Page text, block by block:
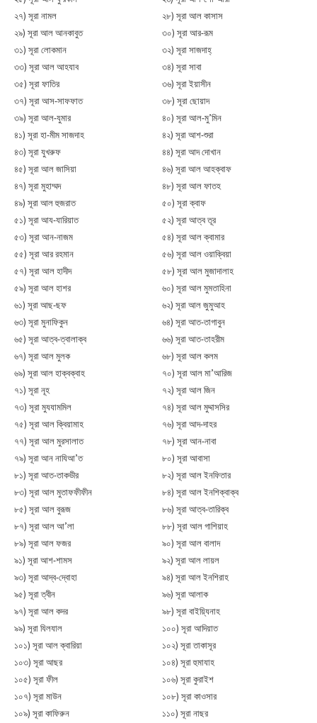
২৭) সূরা নামল
২৮) সূরা আল কাসাস
২৯) সূরা আল আনকাবুত
৩০) সূরা আর-রূম
৩১) সূরা লোকমান
৩২) সূরা সাজদাহ্
৩৩) সূরা আল আহযাব
৩৪) সূরা সাবা
৩৫) সূরা ফাতির
৩৬) সূরা ইয়াসীন
৩৭) সূরা আস-সাফফাত
৩৮) সূরা ছোয়াদ
৩৯) সূরা আল-যুমার
৪০) সূরা আল-মু’মিন
৪১) সূরা হা-মীম সাজদাহ
৪২) সূরা আশ-শুরা
৪৩) সূরা যুখরুফ
৪৪) সূরা আদ দোখান
৪৫) সূরা আল জাসিয়া
৪৬) সূরা আল আহক্বাফ
৪৭) সূরা মুহাম্মদ
৪৮) সূরা আল ফাতহ
৪৯) সূরা আল হুজরাত
৫০) সূরা ক্বাফ
৫১) সূরা আয-যারিয়াত
৫২) সূরা আত্ব তূর
৫৩) সূরা আন-নাজম
৫৪) সূরা আল ক্বামার
৫৫) সূরা আর রহমান
৫৬) সূরা আল ওয়াক্বিয়া
৫৭) সূরা আল হাদীদ
৫৮) সূরা আল মুজাদালাহ
৫৯) সূরা আল হাশর
৬০) সূরা আল মুমতাহিনা
৬১) সূরা আছ-ছফ
৬২) সূরা আল জুমুআহ
৬৩) সূরা মুনাফিকুন
৬৪) সূরা আত-তাগাবুন
৬৫) সূরা আত্ব-ত্বালাক্ব
৬৬) সূরা আত-তাহরীম
৬৭) সূরা আল মুলক
৬৮) সূরা আল কলম
৬৯) সূরা আল হাক্বক্বাহ
৭০) সূরা আল মা’আরিজ
৭১) সূরা নূহ
৭২) সূরা আল জিন
৭৩) সূরা মুযযামমিল
৭৪) সূরা আল মুদ্দাসসির
৭৫) সূরা আল ক্বিয়ামাহ
৭৬) সূরা আদ-দাহর
৭৭) সূরা আল মুরসালাত
৭৮) সূরা আন-নাবা
৭৯) সূরা আন নাযিআ’ত
৮০) সূরা আবাসা
৮১) সূরা আত-তাকভীর
৮২) সূরা আল ইনফিতার
৮৩) সূরা আল মুতাফফীফীন
৮৪) সূরা আল ইনশিক্বাক্ব
৮৫) সূরা আল বুরূজ
৮৬) সূরা আত্ব-তারিক্ব
৮৭) সূরা আল আ’লা
৮৮) সূরা আল গাশিয়াহ
৮৯) সূরা আল ফজর
৯০) সূরা আল বালাদ
৯১) সূরা আশ-শামস
৯২) সূরা আল লায়ল
৯৩) সূরা আদ্ব-দ্বোহা
৯৪) সূরা আল ইনশিরাহ
৯৫) সূরা ত্বীন
৯৬) সূরা আলাক
৯৭) সূরা আল কদর
৯৮) সূরা বাইয়্যিনাহ
৯৯) সূরা যিলযাল
১০০) সূরা আদিয়াত
১০১) সূরা আল ক্বারিয়া
১০২) সূরা তাকাসূর
১০৩) সূরা আছর
১০৪) সূরা হুমাযাহ
১০৫) সূরা ফীল
১০৬) সূরা কুরাইশ
১০৭) সূরা মাউন
১০৮) সূরা কাওসার
১০৯) সূরা কাফিরুন
১১০) সূরা নাছর